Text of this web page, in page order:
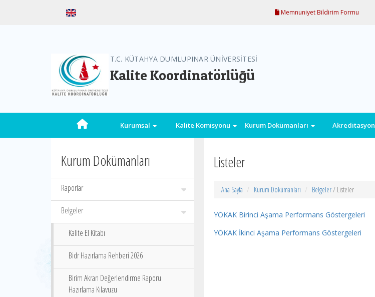
Memnuniyet Bildirim Formu
T.C. KÜTAHYA DUMLUPINAR ÜNİVERSİTESİ
Kalite Koordinatörlüğü
Kurumsal Kalite Komisyonu Kurum Dokümanları Akreditasyon
Kurum Dokümanları
Raporlar
Belgeler
Kalite El Kitabı
Bidr Hazırlama Rehberi 2026
Birim Akran Değerlendirme Raporu
Hazırlama Kılavuzu
Listeler
Ana Sayfa Kurum Dokümanları Belgeler/ Listeler
YÖKAK Birinci Aşama Performans Göstergeleri
YÖKAK İkinci Aşama Performans Göstergeleri